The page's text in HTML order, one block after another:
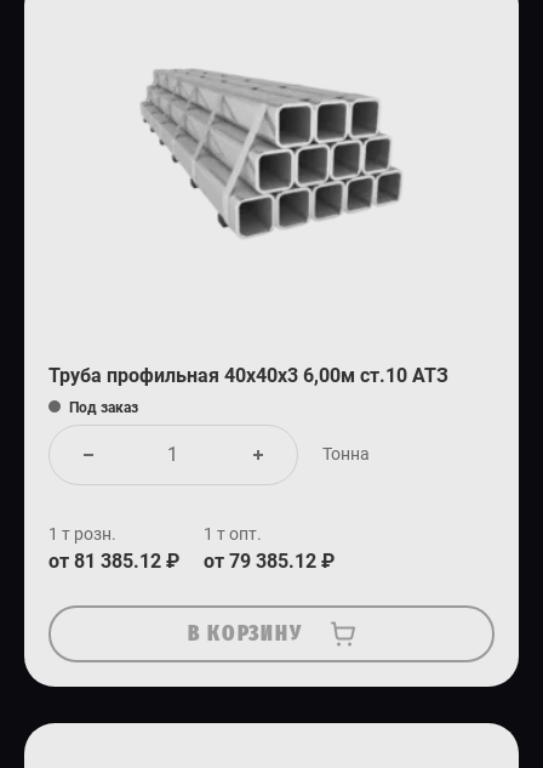
Труба профильная 40х40х3 6,00м ст.10 АТЗ
Под заказ
Тонна
1 т розн.
от 81 385.12 ₽
1 т опт.
от 79 385.12 ₽
В КОРЗИНУ